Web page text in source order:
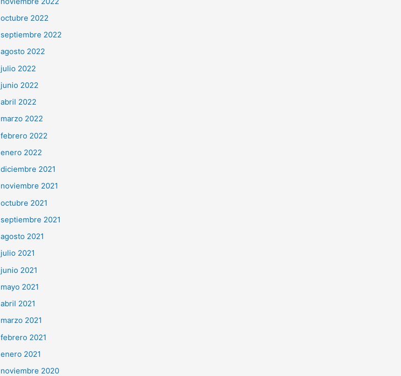
octubre 2022
septiembre 2022
agosto 2022
julio 2022
junio 2022
abril 2022
marzo 2022
febrero 2022
enero 2022
diciembre 2021
noviembre 2021
octubre 2021
septiembre 2021
agosto 2021
julio 2021
junio 2021
mayo 2021
abril 2021
marzo 2021
febrero 2021
enero 2021
noviembre 2020